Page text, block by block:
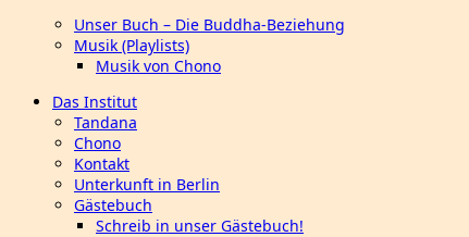
Unser Buch – Die Buddha-Beziehung
Musik (Playlists)
Musik von Chono
Das Institut
Tandana
Chono
Kontakt
Unterkunft in Berlin
Gästebuch
Schreib in unser Gästebuch!